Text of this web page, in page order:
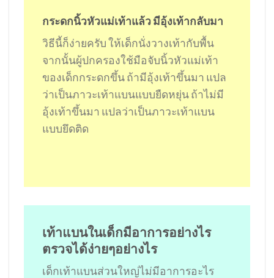
กระดกนิ้วหัวแม่เท้าแล้ว มีอุ้งเท้ากลับมา
วิธีนี้ก็ง่ายครับ ให้เด็กนั่งวางเท้ากับพื้น
จากนั้นผู้ปกครองใช้มือจับนิ้วหัวแม่เท้า
ของเด็กกระดกขึ้น ถ้ามีอุ้งเท้าขึ้นมา แปล
ว่าเป็นภาวะเท้าแบนแบบยืดหยุ่น ถ้าไม่มี
อุ้งเท้าขึ้นมา แปลว่าเป็นภาวะเท้าแบน
แบบยึดติด
เท้าแบนในเด็กมีอาการอย่างไร
ตรวจได้ง่ายๆอย่างไร
เด็กเท้าแบนส่วนใหญ่ไม่มีอาการอะไร